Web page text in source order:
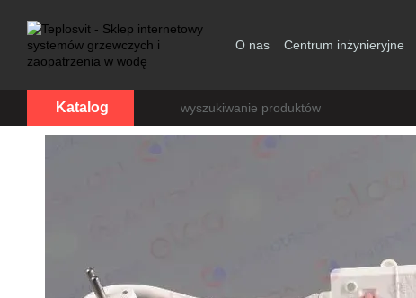
O nas Centrum inżynieryjne
Katalog